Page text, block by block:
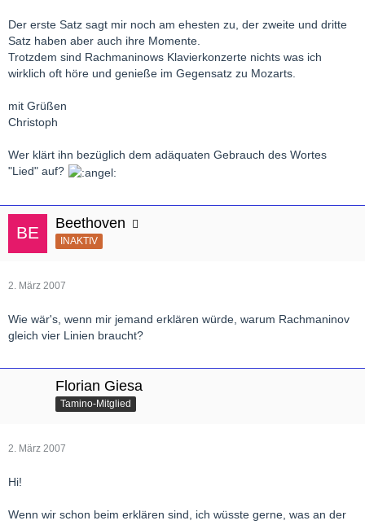
Der erste Satz sagt mir noch am ehesten zu, der zweite und dritte
Satz haben aber auch ihre Momente.
Trotzdem sind Rachmaninows Klavierkonzerte nichts was ich
wirklich oft höre und genieße im Gegensatz zu Mozarts.
mit Grüßen
Christoph
Wer klärt ihn bezüglich dem adäquaten Gebrauch des Wortes
"Lied" auf?
Beethoven
INAKTIV
2. März 2007
Wie wär's, wenn mir jemand erklären würde, warum Rachmaninov
gleich vier Linien braucht?
Florian Giesa
Tamino-Mitglied
2. März 2007
Hi!
Wenn wir schon beim erklären sind, ich wüsste gerne, was an der